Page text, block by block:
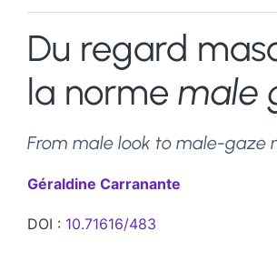
Du regard
la norme male
From male look to male-gaze
Géraldine Carranante
DOI : 10.71616/483